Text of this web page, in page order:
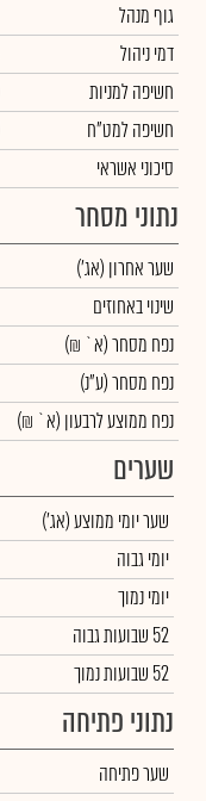
גוף מנהל
דמי ניהול
חשיפה למניות
חשיפה למט"ח
סיכוני אשראי
נתוני מסחר
שער אחרון (אג')
שינוי באחוזים
נפח מסחר(א` ₪)
נפח מסחר(ע"נ)
נפח ממוצע לרבעון (א` ₪)
שערים
שער יומי ממוצע(אג')
יומי גבוה
יומי נמוך
52 שבועות גבוה
52 שבועות נמוך
נתוני פתיחה
שער פתיחה